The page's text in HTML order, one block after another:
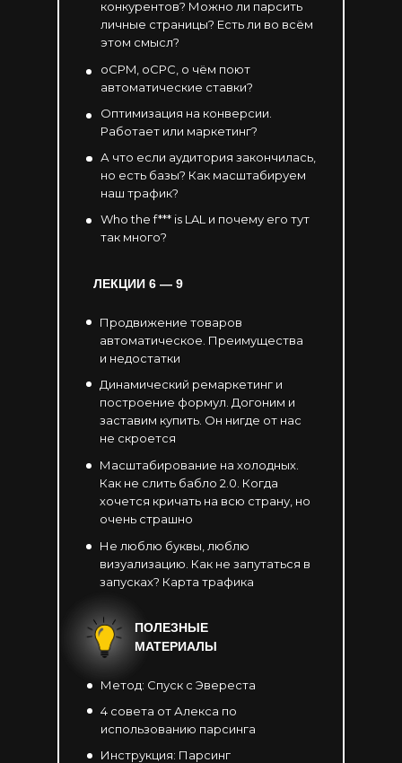
ЛЕКЦИИ 6 — 9
ПОЛЕЗНЫЕ
МАТЕРИАЛЫ
конкурентов? Можно ли парсить
личные страницы? Есть ли во всём
этом смысл?
oCPM, oCPC, о чём поют
автоматические ставки?
Оптимизация на конверсии.
Работает или маркетинг?
Продвижение товаров
автоматическое. Преимущества
и недостатки
Масштабирование на холодных.
Как не слить бабло 2.0. Когда
хочется кричать на всю страну, но
очень страшно
Динамический ремаркетинг и
построение формул. Догоним и
заставим купить. Он нигде от нас
не скроется
4 совета от Алекса по
использованию парсинга
Метод: Спуск с Эвереста
А что если аудитория закончилась,
но есть базы? Как масштабируем
наш трафик?
Who the f*** is LAL и почему его тут
так много?
Не люблю буквы, люблю
визуализацию. Как не запутаться в
запусках? Карта трафика
Инструкция: Парсинг